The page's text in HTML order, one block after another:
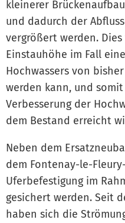
kleinerer
und dadurch der
vergrößert werden.
Einstauhöhe im Fall
Hochwassers von
werden kann, und
Verbesserung der
dem Bestand erreicht
Neben dem
dem Fontenay-le-
Uferbefestigung im
gesichert werden. Seit
haben sich die